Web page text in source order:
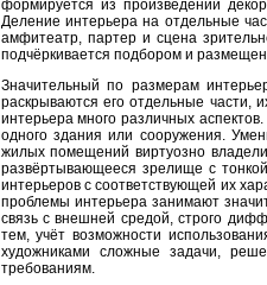
формируется из произведений
Деление интерьера на отдельные
амфитеатр, партер и сцена
подчёркивается подбором и
Значительный по размерам
раскрываются его отдельные части,
интерьера много различных
одного здания или сооружения.
жилых помещений виртуозно
развёртывающееся зрелище с
интерьеров с соответствующей их
проблемы интерьера занимают
связь с внешней средой, строго
тем, учёт возможности
художниками сложные задачи,
требованиям.